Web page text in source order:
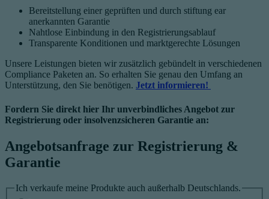
Bereitstellung einer geprüften und durch stiftung ear
anerkannten Garantie​
Nahtlose Einbindung in den Registrierungsablauf​
Transparente Konditionen und marktgerechte Lösungen​
Unsere Leistungen bieten wir zusätzlich gebündelt in verschiedenen
Compliance Paketen an. So erhalten Sie genau den Umfang an
Unterstützung, den Sie benötigen. Jetzt informieren!
Fordern Sie direkt hier Ihr unverbindliches Angebot zur
Registrierung oder insolvenzsicheren Garantie an:
Angebotsanfrage zur Registrierung &
Garantie
Ich verkaufe meine Produkte auch außerhalb Deutschlands.